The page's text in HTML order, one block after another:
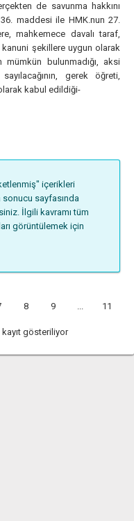
de savunma hakkını
36. maddesi ile HMK.nun 27.
mahkemece davalı taraf,
kanuni şekillere uygun olarak
bulunmadığı, aksi
gerek öğreti,
kabul edildiği-
içerikleri
sayfasında
İlgili kavramı tüm
görüntülemek için
8 9 ... 11
kayıt gösteriliyor